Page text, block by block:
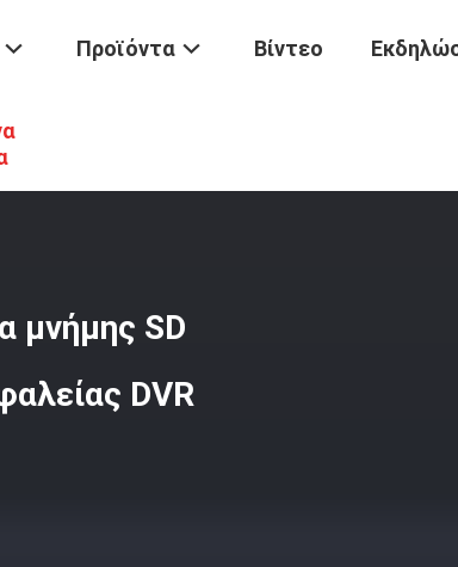
Προϊόντα Βίντεο
Κάρτα TF Κάρτα Μνήμης SD Υψηλής Ταχύτητας Για Κάμερα
μνήμης SD
DVR